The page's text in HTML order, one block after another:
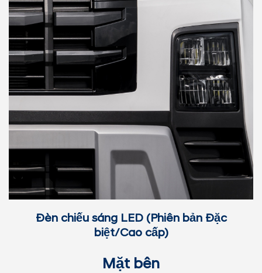
Đèn chiếu sáng LED (Phiên bản Đặc
biệt/Cao cấp)
Mặt bên